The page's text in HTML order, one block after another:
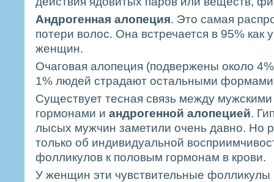
Андрогенная алопеция. Это самая
потери волос. Она встречается в 95% как
женщин.
Очаговая алопеция (подвержены около
1% людей страдают остальными формами
Существует тесная связь между
гормонами и андрогенной алопецией.
лысых мужчин заметили очень давно. Но
только об индивидуальной
фолликулов к половым гормонам в крови.
У женщин эти чувствительные